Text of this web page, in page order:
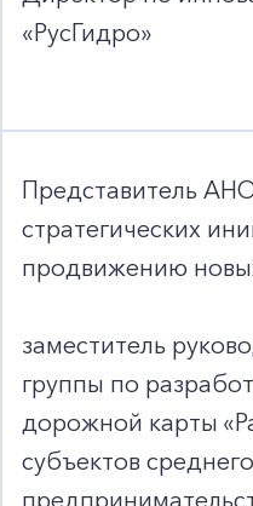
«РусГидро»
Представитель
стратегических
продвижению
заместитель
группы по
дорожной карты
субъектов